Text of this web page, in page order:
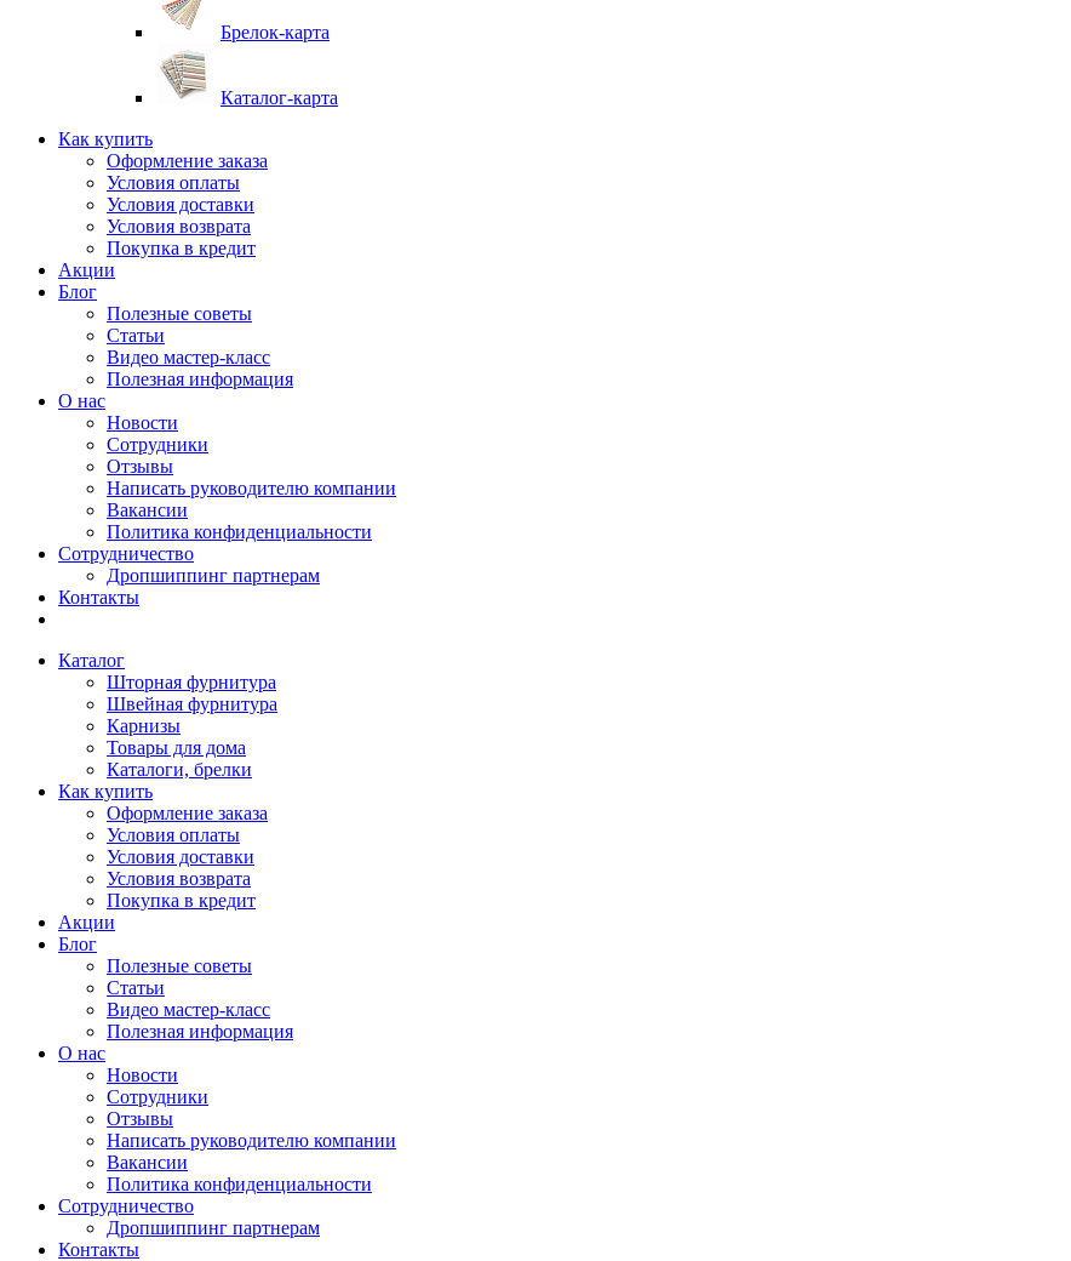
Брелок-карта
Каталог-карта
Как купить
Оформление заказа
Условия оплаты
Условия доставки
Условия возврата
Покупка в кредит
Акции
Блог
Полезные советы
Статьи
Видео мастер-класс
Полезная информация
О нас
Новости
Сотрудники
Отзывы
Написать руководителю компании
Вакансии
Политика конфиденциальности
Сотрудничество
Дропшиппинг партнерам
Контакты
Каталог
Шторная фурнитура
Швейная фурнитура
Карнизы
Товары для дома
Каталоги, брелки
Как купить
Оформление заказа
Условия оплаты
Условия доставки
Условия возврата
Покупка в кредит
Акции
Блог
Полезные советы
Статьи
Видео мастер-класс
Полезная информация
О нас
Новости
Сотрудники
Отзывы
Написать руководителю компании
Вакансии
Политика конфиденциальности
Сотрудничество
Дропшиппинг партнерам
Контакты